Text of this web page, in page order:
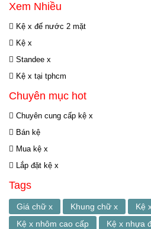
Xem Nhiều
Kệ x đế nước 2 mặt
Kệ x
Standee x
Kệ x tại tphcm
Chuyên mục hot
Chuyên cung cấp kệ x
Bán kệ
Mua kệ x
Lắp đặt kệ x
Tags
Giá chữ x Khung chữ x
Kệ
Kệ x nhôm cao cấp
Kệ x nhựa